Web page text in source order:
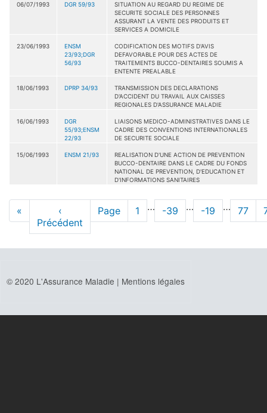
06/07/1993 DGR 59/93
SITUATION AU REGARD DU REGIME DE
SECURITE SOCIALE DES PERSONNES
ASSURANT LA VENTE DES PRODUITS ET
SERVICES A DOMICILE
23/06/1993
ENSM
23/93;DGR
56/93
CODIFICATION DES MOTIFS D'AVIS
DEFAVORABLE POUR DES ACTES DE
TRAITEMENTS BUCCO-DENTAIRES SOUMIS A
ENTENTE PREALABLE
18/06/1993 DPRP 34/93
TRANSMISSION DES DECLARATIONS
D'ACCIDENT DU TRAVAIL AUX CAISSES
REGIONALES D'ASSURANCE MALADIE
16/06/1993
DGR
55/93;ENSM
22/93
LIAISONS MEDICO-ADMINISTRATIVES DANS LE
CADRE DES CONVENTIONS INTERNATIONALES
DE SECURITE SOCIALE
15/06/1993 ENSM 21/93
REALISATION D'UNE ACTION DE PREVENTION
BUCCO-DENTAIRE DANS LE CADRE DU FONDS
NATIONAL DE PREVENTION, D'EDUCATION ET
D'INFORMATIONS SANITAIRES
Pagination
Première
page
«
Page
précédente
‹
Précédent
Page Page
1 … Page
-39 … Page
-19 … Page
77
© 2020 L'Assurance Maladie | Mentions légales